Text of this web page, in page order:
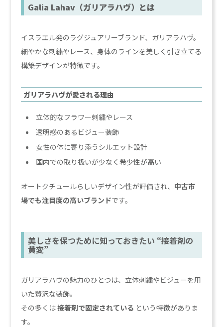
Galia Lahav（ガリアラハヴ）とは
イスラエル発のラグジュアリーブランド、ガリアラハヴ。
細やかな刺繍やレース、身体のラインを美しく引き立てる
構築デザインが特徴です。
ガリアラハヴが愛される理由
立体的なフラワー刺繍やレース
透明感のあるビジュー装飾
女性の体に寄り添うシルエット設計
国内での取り扱いが少なく希少性が高い
オートクチュールらしいデザイン性が評価され、 中古市
場でも注目度の高いブランドです。
美しさを保つために知っておきたい “接着剤の
黄変”
ガリアラハヴの魅力のひとつは、立体刺繍やビジューを用
いた贅沢な装飾。
その多くは接着剤で固定されている という特徴がありま
す。